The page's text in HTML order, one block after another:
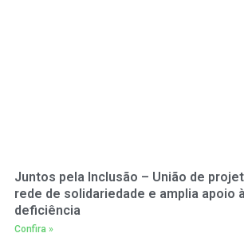
Juntos pela Inclusão – União de
rede de solidariedade e amplia apoio
deficiência
Confira »